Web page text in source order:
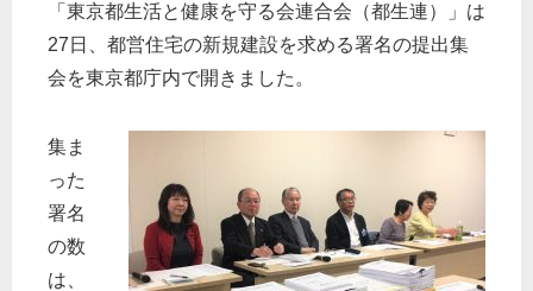
「東京都生活と健康を守る会連合会（都生連）」は
27日、都営住宅の新規建設を求める署名の提出集
会を東京都庁内で開きました。
集ま
った
署名
の数
は、